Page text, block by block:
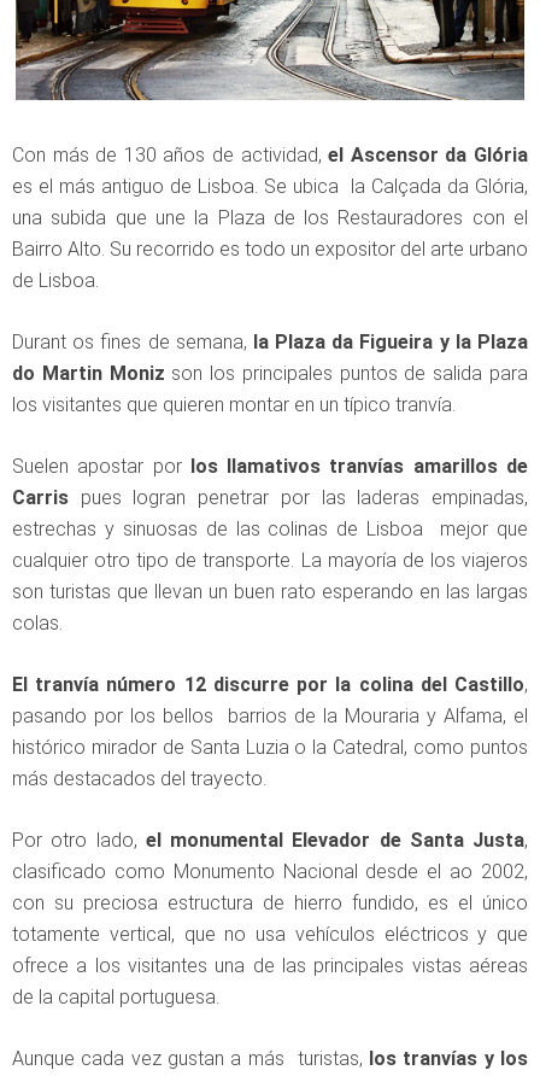
Con más de 130 años de actividad,el Ascensor da Glória
es el más antiguo de Lisboa. Se ubica la Calçada da Glória,
una subida que une la Plaza de los Restauradores con el
Bairro Alto. Su recorrido es todo un expositor del arte urbano
de Lisboa.
Durant os fines de semana, la Plaza da Figueira y la Plaza
do Martin Moniz son los principales puntos de salida para
los visitantes que quieren montar en un típico tranvía.
Suelen apostar porlos llamativos tranvías amarillos de
Carris pues logran penetrar por las laderas empinadas,
estrechas y sinuosas de las colinas de Lisboa mejor que
cualquier otro tipo de transporte. La mayoría de los viajeros
son turistas que llevan un buen rato esperando en las largas
colas.
El tranvía número 12 discurre por la colina del Castillo,
pasando por los bellos barrios de la Mouraria y Alfama, el
histórico mirador de Santa Luzia o la Catedral, como puntos
más destacados del trayecto.
Por otro lado, el monumental Elevador de Santa Justa,
clasificado como Monumento Nacional desde el ao 2002,
con su preciosa estructura de hierro fundido, es el único
totamente vertical, que no usa vehículos eléctricos y que
ofrece a los visitantes una de las principales vistas aéreas
de la capital portuguesa.
Aunque cada vez gustan a más turistas, los tranvías y los